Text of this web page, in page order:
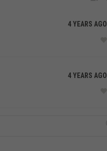
4 YEARS AGO
4 YEARS AGO